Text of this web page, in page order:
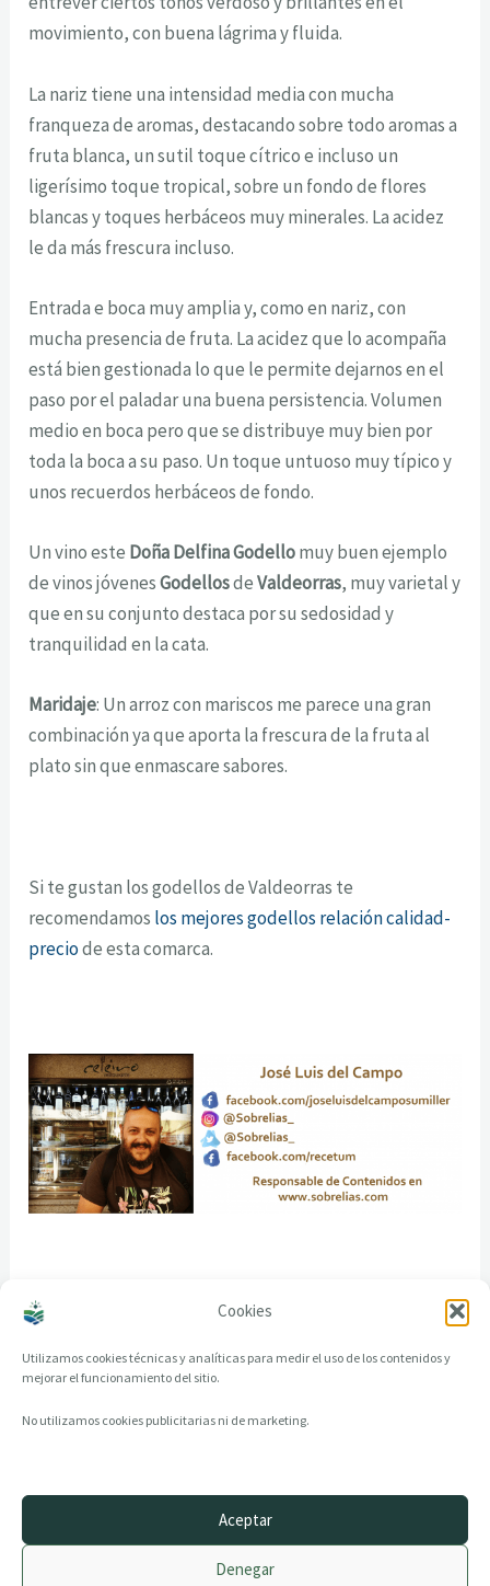
Cookies
Utilizamos cookies técnicas y analíticas para medir el uso de los contenidos y
mejorar el funcionamiento del sitio.
No utilizamos cookies publicitarias ni de marketing.
Aceptar
Denegar
movimiento, con buena lágrima y fluida.
La nariz tiene una intensidad media con mucha
franqueza de aromas, destacando sobre todo aromas a
fruta blanca, un sutil toque cítrico e incluso un
ligerísimo toque tropical, sobre un fondo de flores
blancas y toques herbáceos muy minerales. La acidez
le da más frescura incluso.
Entrada e boca muy amplia y, como en nariz, con
mucha presencia de fruta. La acidez que lo acompaña
está bien gestionada lo que le permite dejarnos en el
paso por el paladar una buena persistencia. Volumen
medio en boca pero que se distribuye muy bien por
toda la boca a su paso. Un toque untuoso muy típico y
unos recuerdos herbáceos de fondo.
Un vino este Doña Delfina Godellomuy buen ejemplo
de vinos jóvenesGodellosdeValdeorras, muy varietal y
que en su conjunto destaca por su sedosidad y
tranquilidad en la cata.
Maridaje: Un arroz con mariscos me parece una gran
combinación ya que aporta la frescura de la fruta al
plato sin que enmascare sabores.
Si te gustan los godellos de Valdeorras te
recomendamos los mejores godellos relación calidad-
preciode esta comarca.
© 2014–2026 creandotuprovincia.es · Todos los derechos reservados